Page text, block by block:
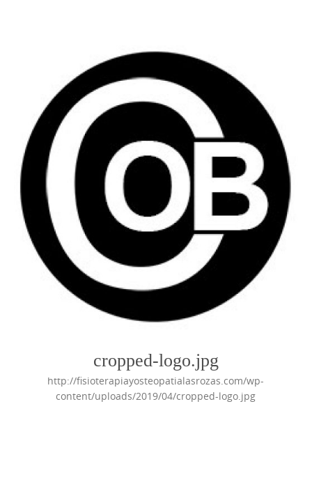
cropped-logo.jpg
http://fisioterapiayosteopatialasrozas.com/wp-
content/uploads/2019/04/cropped-logo.jpg